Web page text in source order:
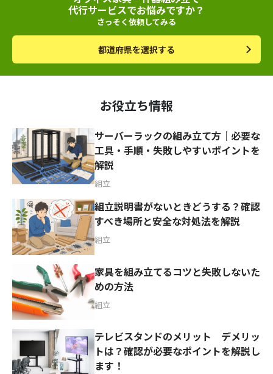
代行サービスでお悩みですか？
さっそく依頼してみる
都道府県を選択する
お役立ち情報
サーバーラックの組み立て方｜必要な
工具・手順・失敗しやすいポイントを
解説
組立
組立説明書がないときどうする？確認
すべき場所と安全な対処法を解説
組立
家具を組み立てるコツと失敗しないた
めの方法
組立
テレビスタンドのメリット デメリッ
トは？確認が必要なポイントを解説し
ます！